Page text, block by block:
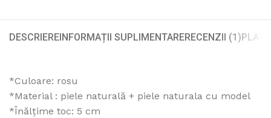
DESCRIERE INFORMAȚII SUPLIMENTARERECENZII (1)
*Culoare: rosu
*Material : piele naturală + piele naturala cu model
*Înălțime toc: 5 cm